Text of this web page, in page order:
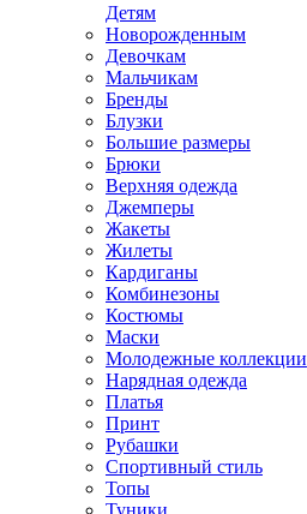
Детям
Новорожденным
Девочкам
Мальчикам
Бренды
Блузки
Большие размеры
Брюки
Верхняя одежда
Джемперы
Жакеты
Жилеты
Кардиганы
Комбинезоны
Костюмы
Маски
Молодежные коллекции
Нарядная одежда
Платья
Принт
Рубашки
Спортивный стиль
Топы
Туники